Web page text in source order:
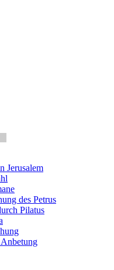
Jerusalem
des Petrus
Pilatus